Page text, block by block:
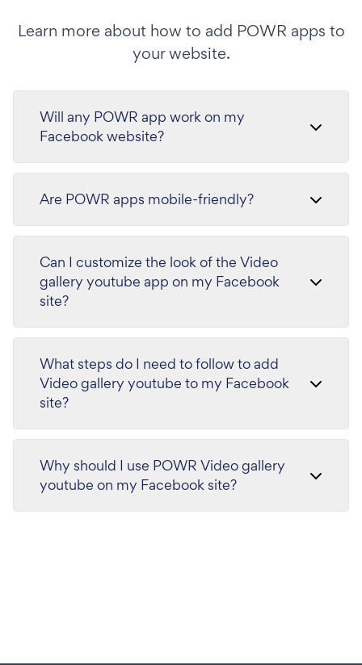
Learn more about how to add POWR apps to
your website.
Will any POWR app work on my
Facebook website?
Are POWR apps mobile-friendly?
Can I customize the look of the Video
gallery youtube app on my Facebook
site?
What steps do I need to follow to add
Video gallery youtube to my Facebook
site?
Why should I use POWR Video gallery
youtube on my Facebook site?